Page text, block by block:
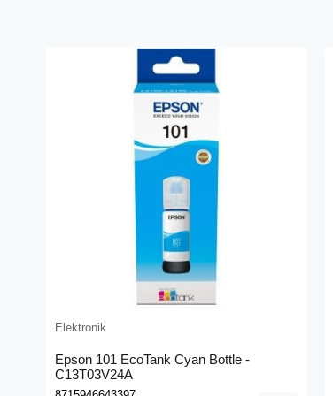
Elektronik
Epson 101 EcoTank Cyan Bottle -
C13T03V24A